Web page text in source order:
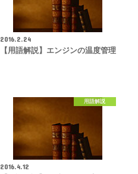
2016.2.24
【用語解説】エンジンの温度管理
用語解説
2016.4.12